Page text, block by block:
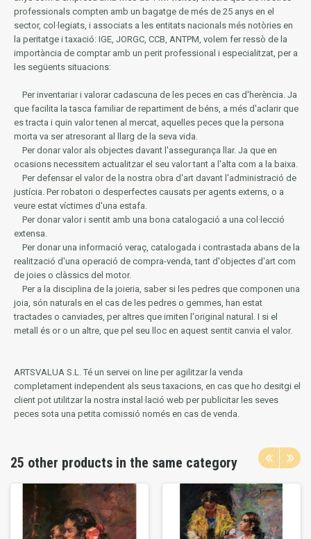
professionals compten amb un bagatge de més de 25 anys en el
sector, col·legiats, i associats a les entitats nacionals més notòries en
la peritatge i taxació: IGE, JORGC, CCB, ANTPM, volem fer ressò de la
importància de comptar amb un perit professional i especialitzat, per a
les següents situacions:
Per inventariar i valorar cadascuna de les peces en cas d'herència. Ja
que facilita la tasca familiar de repartiment de béns, a més d'aclarir que
es tracta i quin valor tenen al mercat, aquelles peces que la persona
morta va ser atresorant al llarg de la seva vida.
Per donar valor als objectes davant l'assegurança llar. Ja que en
ocasions necessitem actualitzar el seu valor tant a l'alta com a la baixa.
Per defensar el valor de la nostra obra d'art davant l'administració de
justícia. Per robatori o desperfectes causats per agents externs, o a
veure estat víctimes d'una estafa.
Per donar valor i sentit amb una bona catalogació a una col·lecció
extensa.
Per donar una informació veraç, catalogada i contrastada abans de la
realització d'una operació de compra-venda, tant d'objectes d'art com
de joies o clàssics del motor.
Per a la disciplina de la joieria, saber si les pedres que componen una
joia, són naturals en el cas de les pedres o gemmes, han estat
tractades o canviades, per altres que imiten l'original natural. I si el
metall és or o un altre, que pel seu lloc en aquest sentit canvia el valor.
ARTSVALUA S.L. Té un servei on line per agilitzar la venda
completament independent als seus taxacions, en cas que ho desitgi el
client pot utilitzar la nostra instal·lació web per publicitar les seves
peces sota una petita comissió només en cas de venda.
25 other products in the same category